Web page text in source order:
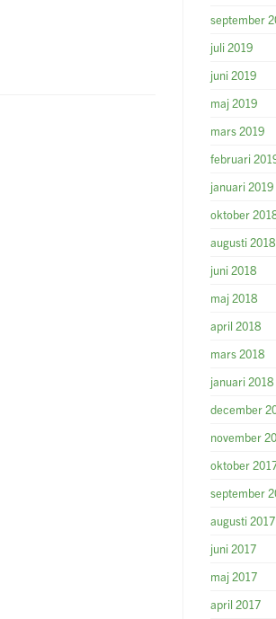
september
juli 2019
juni 2019
maj 2019
mars 2019
februari
januari 2019
oktober
augusti 2018
juni 2018
maj 2018
april 2018
mars 2018
januari 2018
december
november
oktober
september
augusti 2017
juni 2017
maj 2017
april 2017